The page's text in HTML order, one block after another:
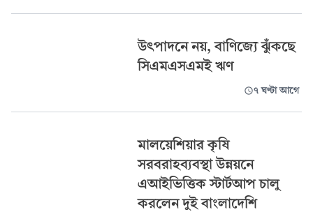
উৎপাদনে নয়, বাণিজ্যে ঝুঁকছে
সিএমএসএমই ঋণ
৭ ঘণ্টা আগে
মালয়েশিয়ার কৃষি
সরবরাহব্যবস্থা উন্নয়নে
এআইভিত্তিক স্টার্টআপ চালু
করলেন দুই বাংলাদেশি